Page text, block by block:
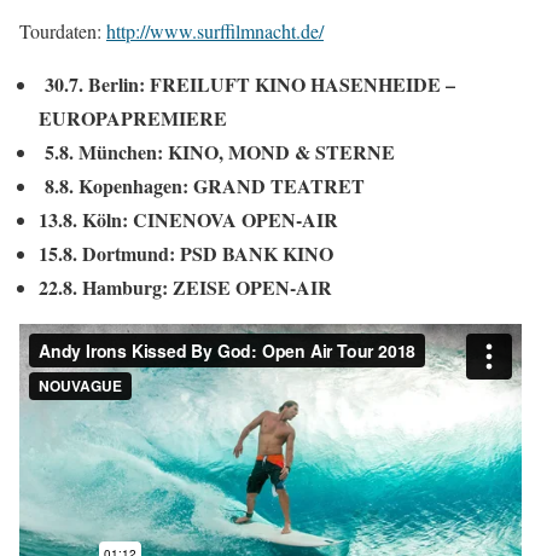
Tourdaten: http://www.surffilmnacht.de/
30.7. Berlin: FREILUFT KINO HASENHEIDE –
EUROPAPREMIERE
5.8. München: KINO, MOND & STERNE
8.8. Kopenhagen: GRAND TEATRET
13.8. Köln: CINENOVA OPEN-AIR
15.8. Dortmund: PSD BANK KINO
22.8. Hamburg: ZEISE OPEN-AIR